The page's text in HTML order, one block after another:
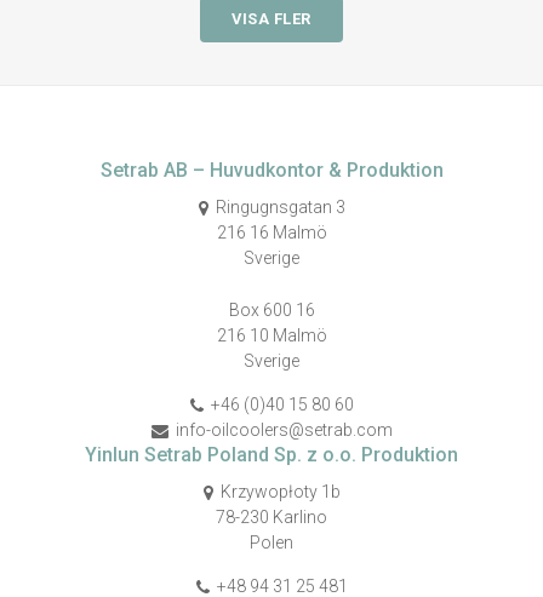
VISA FLER
Setrab AB – Huvudkontor & Produktion
Ringugnsgatan 3
216 16 Malmö
Sverige
Box 600 16
216 10 Malmö
Sverige
+46 (0)40 15 80 60
info-oilcoolers@setrab.com
Yinlun Setrab Poland Sp. z o.o. Produktion
Krzywopłoty 1b
78-230 Karlino
Polen
+48 94 31 25 481